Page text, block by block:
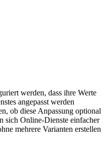
werden, dass ihre Werte
angepasst werden
ob diese Anpassung optional
sich Online-Dienste einfacher
mehrere Varianten erstellen